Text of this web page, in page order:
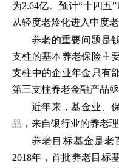
为2.64亿。预计“十四五
从轻度老龄化进入中度老
养老的重要问题是
支柱的基本养老保险主
支柱中的企业年金只有
第三支柱养老金融产品亟
近年来，基金业、
品，来自银行业的养老理
养老目标基金是老
2018年，首批养老目标